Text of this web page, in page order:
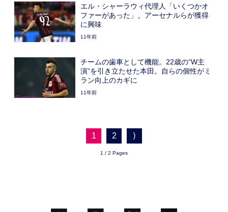
エル・シャーラウィ代理人「いくつかオ
ファーがあった」。アーセナルらが獲得
に興味
11年前
チームの歯車として機能。22歳の“W主
演”を引き立たせた本田。自らの個性がミ
ラン向上のカギに
11年前
1 2 ⟩
1 / 2 Pages